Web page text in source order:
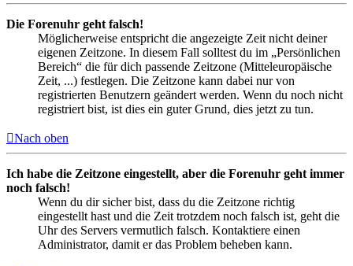
Die Forenuhr geht falsch!
Möglicherweise entspricht die angezeigte Zeit nicht deiner
eigenen Zeitzone. In diesem Fall solltest du im „Persönlichen
Bereich“ die für dich passende Zeitzone (Mitteleuropäische
Zeit, ...) festlegen. Die Zeitzone kann dabei nur von
registrierten Benutzern geändert werden. Wenn du noch nicht
registriert bist, ist dies ein guter Grund, dies jetzt zu tun.
Nach oben
Ich habe die Zeitzone eingestellt, aber die Forenuhr geht immer
noch falsch!
Wenn du dir sicher bist, dass du die Zeitzone richtig
eingestellt hast und die Zeit trotzdem noch falsch ist, geht die
Uhr des Servers vermutlich falsch. Kontaktiere einen
Administrator, damit er das Problem beheben kann.